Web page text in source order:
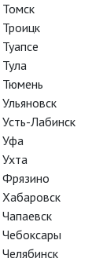
Томск
Троицк
Туапсе
Тула
Тюмень
Ульяновск
Усть-Лабинск
Уфа
Ухта
Фрязино
Хабаровск
Чапаевск
Чебоксары
Челябинск